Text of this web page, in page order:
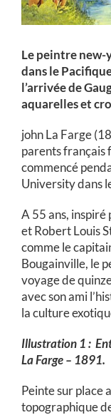
Le peintre new-
dans le
l’arrivée de
aquarelles et
john La Farge
parents français
commencé
University dans
A 55 ans,
et Robert Louis
comme le
Bougainville, le
voyage de
avec son ami
la culture
Illustration 1 :
La Farge – 1891.
Peinte sur place
topographique